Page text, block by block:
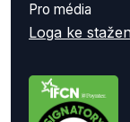
Pro média
Loga ke